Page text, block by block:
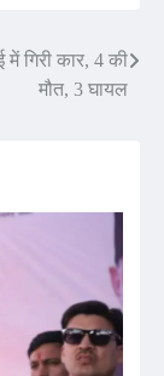
में गिरी कार, 4 की
मौत, 3 घायल